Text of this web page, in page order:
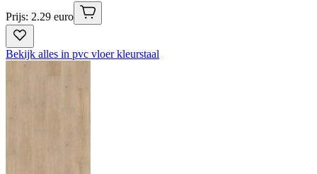
Prijs: 2.29 euro
Bekijk alles in pvc vloer kleurstaal